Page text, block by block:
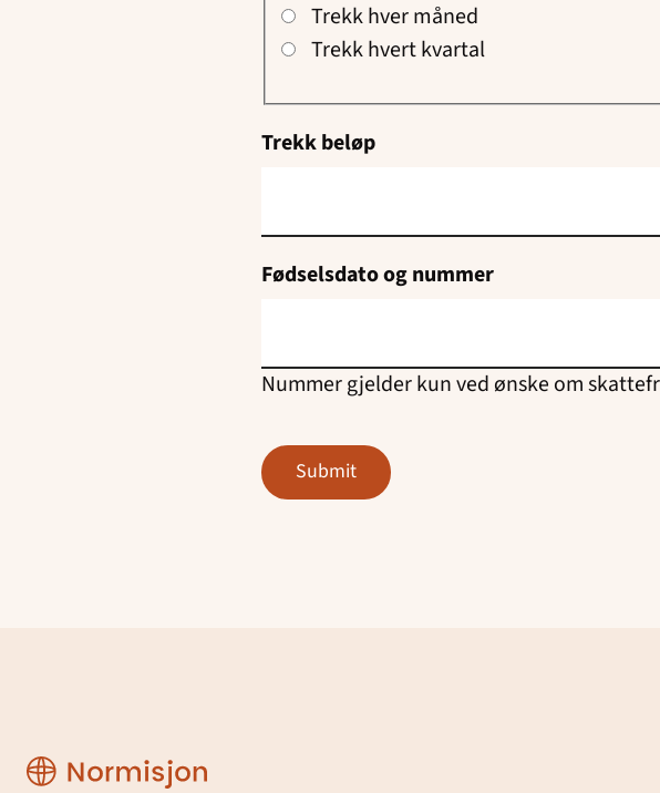
Trekk hver måned
Trekk hvert kvartal
Trekk beløp
Fødselsdato og nummer
Nummer gjelder kun ved ønske om
Region
Østfold